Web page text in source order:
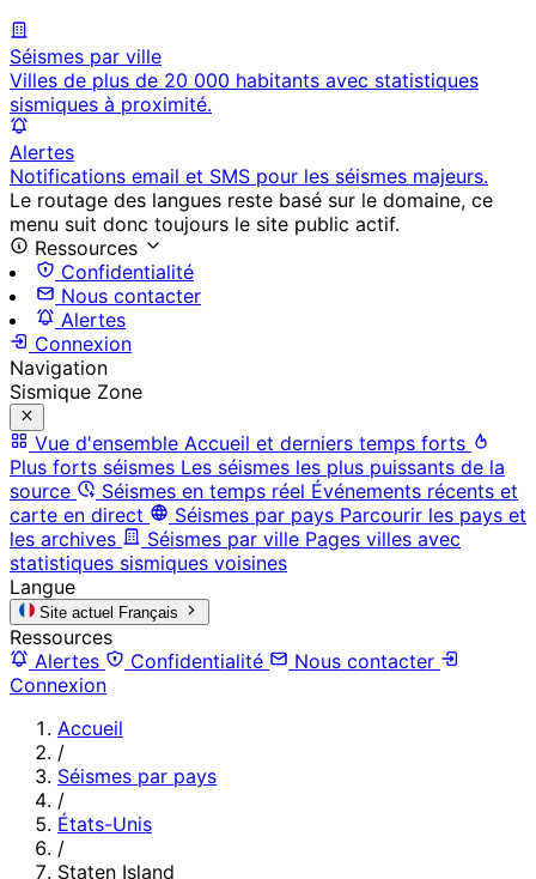
Séismes par ville
Villes de plus de 20 000 habitants avec statistiques
sismiques à proximité.
Alertes
Notifications email et SMS pour les séismes majeurs.
Le routage des langues reste basé sur le domaine, ce
menu suit donc toujours le site public actif.
Ressources
Confidentialité
Nous contacter
Alertes
Connexion
Navigation
Sismique Zone
Vue d'ensemble Accueil et derniers temps forts
Plus forts séismes Les séismes les plus puissants de la
source
Séismes en temps réel Événements récents et
carte en direct
Séismes par pays Parcourir les pays et
les archives
Séismes par ville Pages villes avec
statistiques sismiques voisines
Langue
Site actuel Français
Ressources
Alertes
Confidentialité
Nous contacter
Connexion
Accueil
/
Séismes par pays
/
États-Unis
/
Staten Island